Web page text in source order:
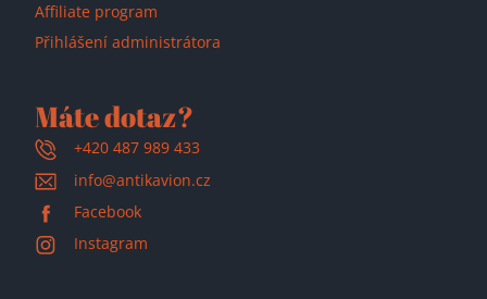
Affiliate program
Přihlášení administrátora
Máte dotaz?
+420 487 989 433
info@antikavion.cz
Facebook
Instagram